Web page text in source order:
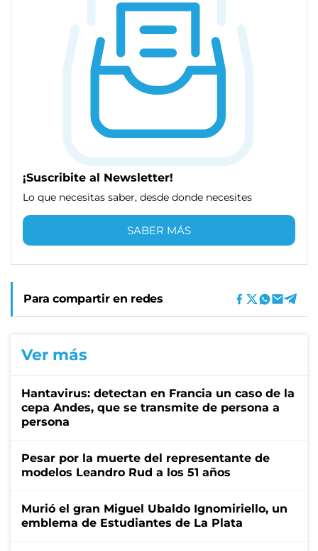
¡Suscribite al Newsletter!
Lo que necesitas saber, desde donde necesites
SABER MÁS
Para compartir en redes
Ver más
Hantavirus: detectan en Francia un caso de la
cepa Andes, que se transmite de persona a
persona
Pesar por la muerte del representante de
modelos Leandro Rud a los 51 años
Murió el gran Miguel Ubaldo Ignomiriello, un
emblema de Estudiantes de La Plata